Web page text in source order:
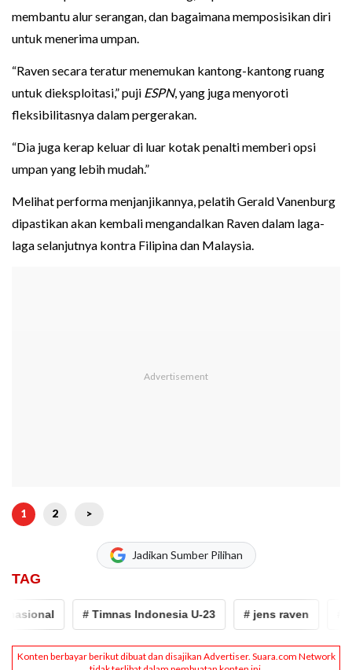
membantu alur serangan, dan bagaimana memposisikan diri
untuk menerima umpan.
“Raven secara teratur menemukan kantong-kantong ruang
untuk dieksploitasi,” puji ESPN, yang juga menyoroti
fleksibilitasnya dalam pergerakan.
“Dia juga kerap keluar di luar kotak penalti memberi opsi
umpan yang lebih mudah.”
Melihat performa menjanjikannya, pelatih Gerald Vanenburg
dipastikan akan kembali mengandalkan Raven dalam laga-
laga selanjutnya kontra Filipina dan Malaysia.
1 2 >
Jadikan Sumber Pilihan
TAG
# Timnas Indonesia U-23 # jens raven